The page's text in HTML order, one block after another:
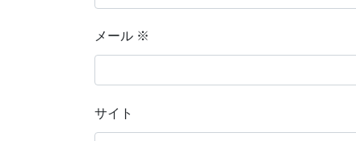
メール ※
サイト